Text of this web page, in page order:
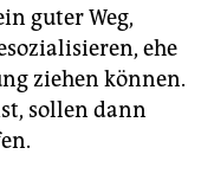
guter Weg,
ehe
ziehen können.
sollen dann